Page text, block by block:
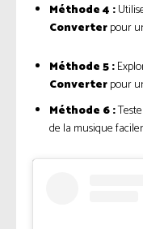
Méthode 4 :
Converterpour
Méthode 5 :
Converterpour
Méthode 6 :
de la musique